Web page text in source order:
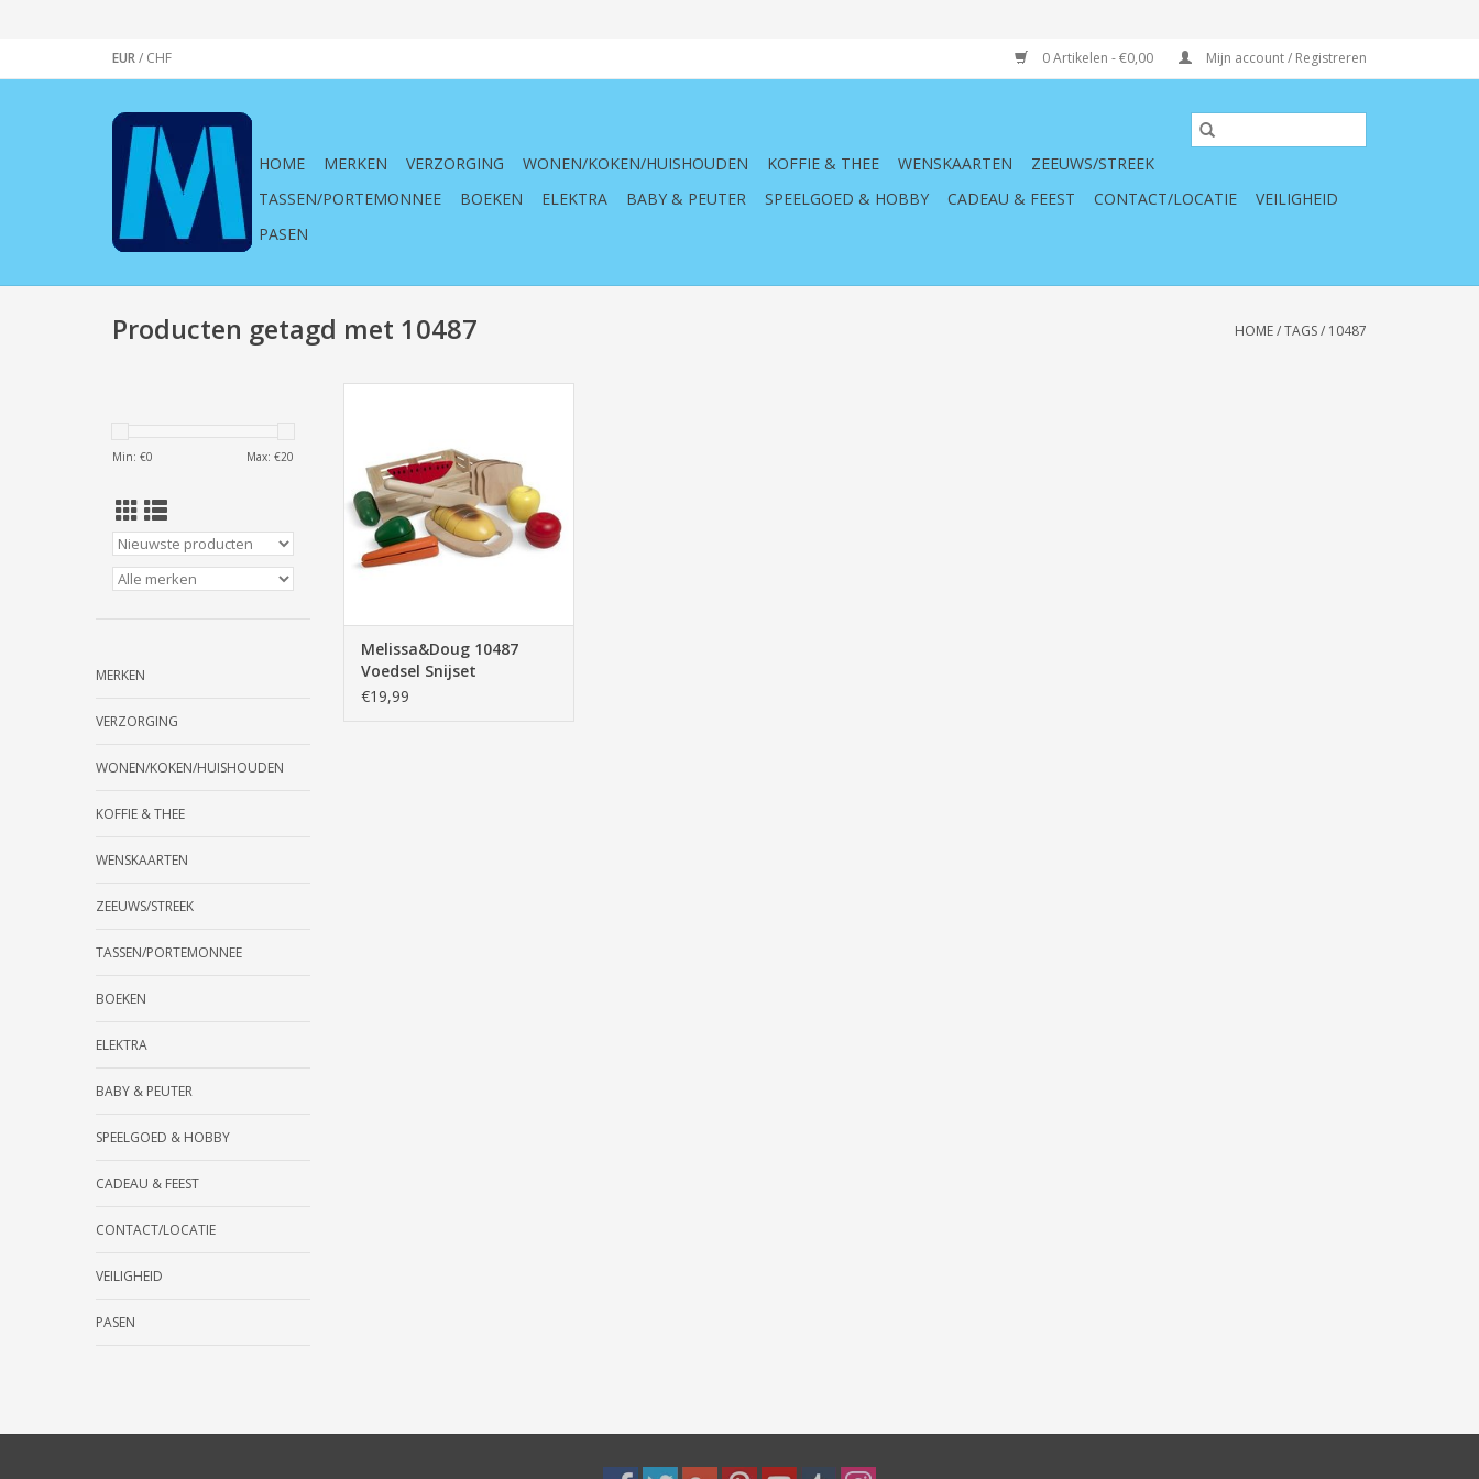
EUR/ CHF 0 Artikelen - €0,00 Mijn account / Registreren
HOME MERKEN VERZORGING WONEN/KOKEN/HUISHOUDEN KOFFIE & THEE WENSKAARTEN
ZEEUWS/STREEK
TASSEN/PORTEMONNEE
BOEKEN ELEKTRA BABY & PEUTER SPEELGOED & HOBBY CADEAU & FEEST CONTACT/LOCATIE
VEILIGHEID
PASEN
Producten getagd met 10487 HOME/TAGS/ 10487
Min: €0 Max: €20
MERKEN
VERZORGING
WONEN/KOKEN/HUISHOUDEN
KOFFIE & THEE
WENSKAARTEN
ZEEUWS/STREEK
TASSEN/PORTEMONNEE
BOEKEN
ELEKTRA
BABY & PEUTER
SPEELGOED & HOBBY
CADEAU & FEEST
CONTACT/LOCATIE
VEILIGHEID
PASEN
10487, melissa and doug,
TOEVOEGEN AAN WINKELWAGEN
Melissa&Doug 10487
Voedsel Snijset
€19,99